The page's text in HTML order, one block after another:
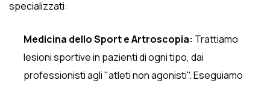
specializzati:
Medicina dello Sport e Artroscopia: Trattiamo
lesioni sportive in pazienti di ogni tipo, dai
professionisti agli "atleti non agonisti". Eseguiamo